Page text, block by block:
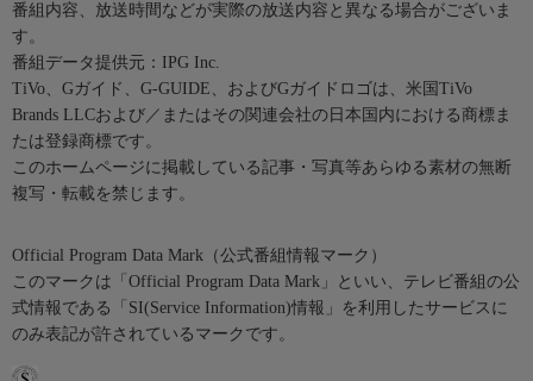
番組内容、放送時間などが実際の放送内容と異なる場合がございま
す。
番組データ提供元：IPG Inc.
TiVo、Gガイド、G-GUIDE、およびGガイドロゴは、米国TiVo
Brands LLCおよび／またはその関連会社の日本国内における商標ま
たは登録商標です。
このホームページに掲載している記事・写真等あらゆる素材の無断
複写・転載を禁じます。
Official Program Data Mark（公式番組情報マーク）
このマークは「Official Program Data Mark」といい、テレビ番組の公
式情報である「SI(Service Information)情報」を利用したサービスに
のみ表記が許されているマークです。